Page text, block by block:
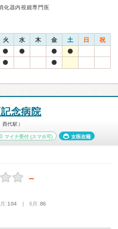
化器内視鏡専門医
火 水 木 金 土 日 祝
念病院
代駅）
マイナ受付 (スマホ可) 女医在籍
－
:104 | 6月:86